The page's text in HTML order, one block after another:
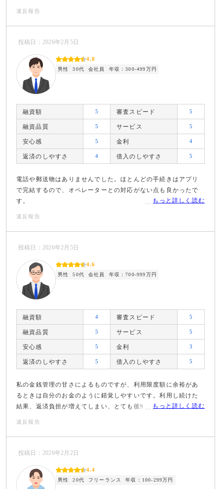
違反報告
投稿日：2026年2月5日
4.8
男性 30代 会社員 年収：300-499万円
融資額 5 審査スピード 5
融資品質 5 サービス 5
安心感 5 金利 4
返済のしやすさ 4 借入のしやすさ 5
電話や郵送物はありませんでした。ほとんどの手続きはアプリ
で完結するので、オペレーターとの対応がない点も良かったで
す。
もっと詳しく読む
違反報告
投稿日：2026年2月5日
4.6
男性 50代 会社員 年収：700-999万円
融資額 4 審査スピード 5
融資品質 5 サービス 5
安心感 5 金利 3
返済のしやすさ 5 借入のしやすさ 5
私の金銭管理の甘さによるものですが、利用限度額に余裕があ
るときは自分のお金のように錯覚しやすいです。利用し続けた
結果、返済負担が増えてしまい、とても後悔しています。
もっと詳しく読む
違反報告
投稿日：2026年2月2日
4.4
男性 20代 フリーランス 年収：100-299万円